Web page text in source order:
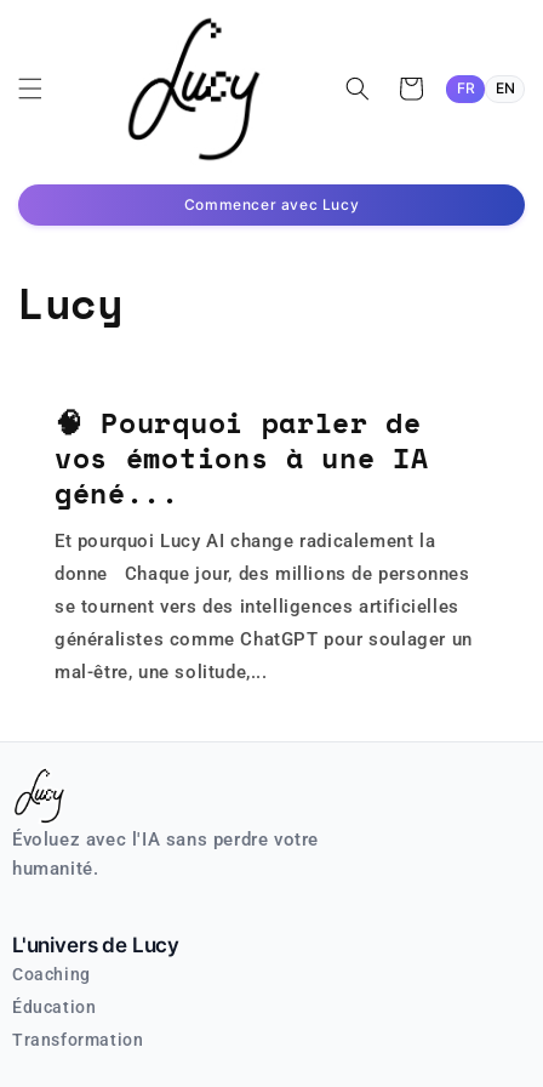
contenu
Panier FR EN
Commencer avec Lucy
Lucy
🧠 Pourquoi parler de
vos émotions à une IA
géné...
Et pourquoi Lucy AI change radicalement la
donne Chaque jour, des millions de personnes
se tournent vers des intelligences artificielles
généralistes comme ChatGPT pour soulager un
mal-être, une solitude,...
Évoluez avec l'IA sans perdre votre
humanité.
L'univers de Lucy
Coaching
Éducation
Transformation